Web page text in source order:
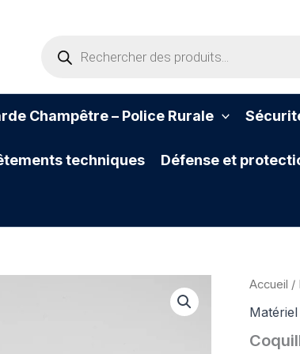
Champêtre – Police Rurale
techniques Défense et
Accueil /